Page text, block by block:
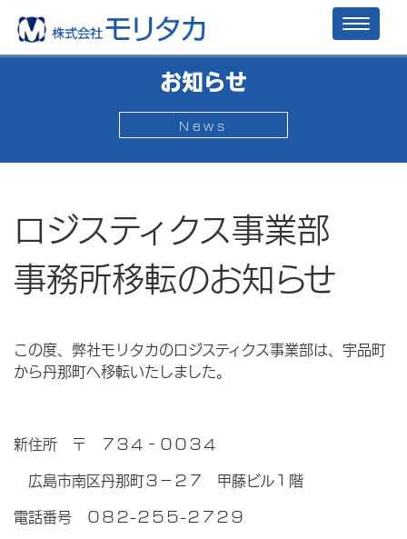
お知らせ
News
ロジスティクス事業部
事務所移転のお知らせ
この度、弊社モリタカのロジスティクス事業部は、宇品町
から丹那町へ移転いたしました。
新住所 〒 ７３４‐００３４
広島市南区丹那町３－２７ 甲藤ビル１階
電話番号 ０８２-２５５-２７２９